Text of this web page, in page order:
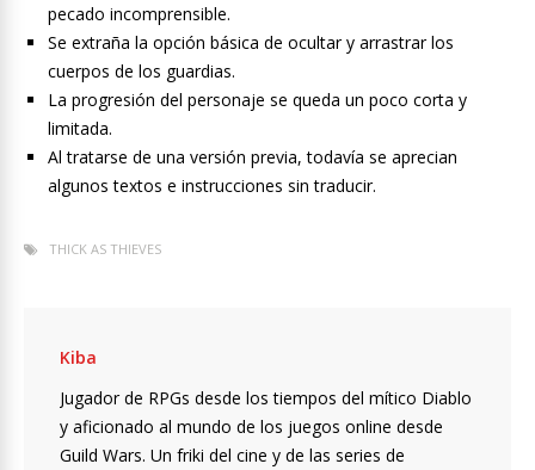
pecado incomprensible.
Se extraña la opción básica de ocultar y arrastrar los
cuerpos de los guardias.
La progresión del personaje se queda un poco corta y
limitada.
Al tratarse de una versión previa, todavía se aprecian
algunos textos e instrucciones sin traducir.
THICK AS THIEVES
Kiba
Jugador de RPGs desde los tiempos del mítico Diablo
y aficionado al mundo de los juegos online desde
Guild Wars. Un friki del cine y de las series de